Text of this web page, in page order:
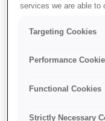
services we are able to
Targeting Cookies
Performance
Functional Cookies
Strictly Necessary